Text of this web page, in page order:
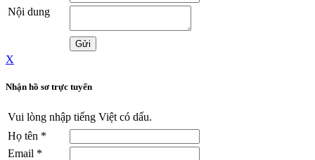
Nội dung
X
Nhận hồ sơ trực tuyến
Vui lòng nhập tiếng Việt có dấu.
Họ tên *
Email *